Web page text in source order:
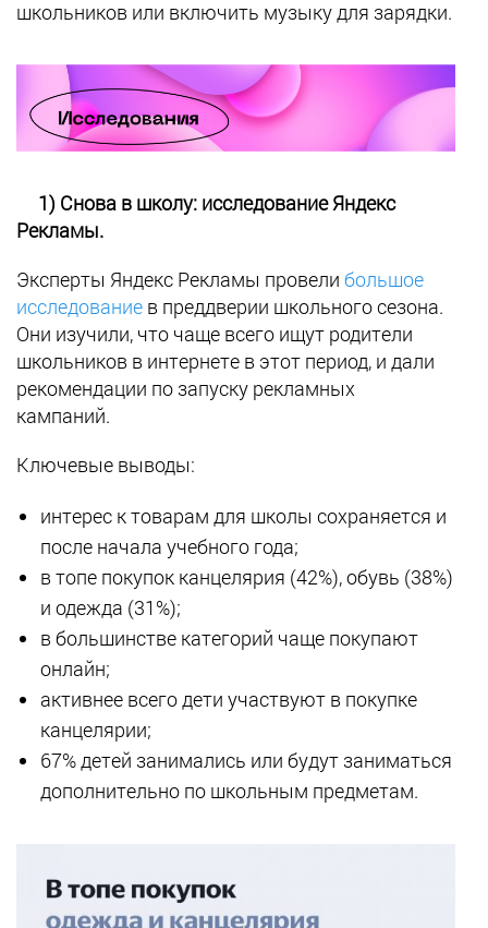
школьников или включить музыку для зарядки.
1) Снова в школу: исследование Яндекс
Рекламы.
Эксперты Яндекс Рекламы провели большое
исследование в преддверии школьного сезона.
Они изучили, что чаще всего ищут родители
школьников в интернете в этот период, и дали
рекомендации по запуску рекламных
кампаний.
Ключевые выводы:
интерес к товарам для школы сохраняется и
после начала учебного года;
в топе покупок канцелярия (42%), обувь (38%)
и одежда (31%);
в большинстве категорий чаще покупают
онлайн;
активнее всего дети участвуют в покупке
канцелярии;
67% детей занимались или будут заниматься
дополнительно по школьным предметам.